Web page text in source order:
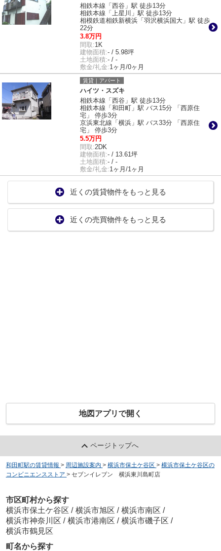
相鉄本線「西谷」駅 徒歩13分
相鉄本線「上星川」駅 徒歩13分
相模鉄道相鉄新横浜「羽沢横浜国大」駅 徒歩
22分
3.8万円
間取:1K
建物面積:- / 5.98坪
土地面積:- / -
敷金/礼金:1ヶ月/0ヶ月
賃貸｜アパート
ハイツ・スズキ
相鉄本線「西谷」駅 徒歩13分
相鉄本線「和田町」駅 バス15分 「西原住
宅」 停歩3分
京浜東北線「横浜」駅 バス33分 「西原住
宅」 停歩3分
5.5万円
間取:2DK
建物面積:- / 13.61坪
土地面積:- / -
敷金/礼金:1ヶ月/1ヶ月
近くの賃貸物件をもっと見る
近くの売買物件をもっと見る
地図アプリで開く
ページトップへ
和田町駅の賃貸情報 > 周辺施設案内 > 横浜市保土ケ谷区 > 横浜市保土ケ谷区の
コンビニエンスストア > セブンイレブン 横浜東川島町店
市区町村から探す
横浜市保土ケ谷区 / 横浜市旭区 / 横浜市南区 /
横浜市神奈川区 / 横浜市港南区 / 横浜市磯子区 /
横浜市鶴見区
町名から探す